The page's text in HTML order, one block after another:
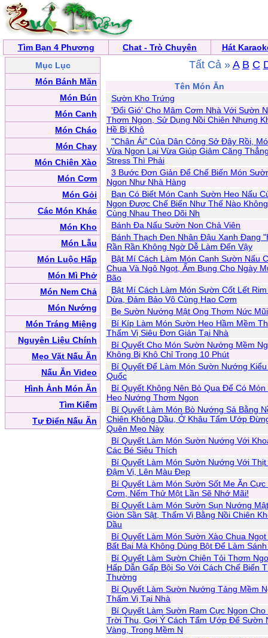
Tìm Bạn 4 Phương Chat - Trò Chuyện
Hát
Mục Lục
Món Bánh Mặn
Món Bún
Món Canh
Món Cháo
Món Chay
Món Chiên Xào
Món Cơm
Món Gỏi
Các Món Khác
Món Kho
Món Lẫu
Món Luộc Hấp
Món Mì Phở
Món Nem Chả
Món Nướng
Món Tráng Miệng
Nguyên Liệu Chính
Mẹo Vặt Nấu Ăn
Nấu Ăn Video
Hình Ảnh Món Ăn
Tìm Kiếm
Tự Điển Nấu Ăn
Tất Cả » A B C
Tên Món Ăn
Sườn Kho Trứng
'Đổi Gió' Cho Mâm Cơm Nhà Với Sườn
Thơm Ngon, Sử Dụng Nồi Chiên Nhưng
Hề Bị Khô
"Chân Ái" Của Dân Công Sở Đây Rồi,
Vừa Ngon Lại Vừa Giúp Giảm Căng
Stress Thì Phải
3 Bước Đơn Giản Để Chế Biến Món
Ngon Như Nhà Hàng
Bạn Có Biết Món Canh Sườn Heo Nấu
Ngon Được Chế Biến Như Thế Nào
Cùng Nhau Theo Dõi Nh
Bánh Đa Nấu Sườn Non Chả Viên
Bánh Thạch Đen Nhân Đậu Xanh Đang
Rần Rần Không Ngờ Dễ Làm Đến Vậy
Bật Mí Cách Làm Món Canh Sườn Nấu
Chua Và Ngô Ngọt, Ấm Bụng Cho Ngày
Bão
Bật Mí Cách Làm Món Sườn Cốt Lết
Dừa, Đảm Bảo Vô Cùng Hao Cơm
Bẹ Sườn Nướng Mật Ong Thơm Nức Mũi
Bí Kíp Làm Món Sườn Heo Hầm Mềm
Thấm Vị Siêu Đơn Giản Tại Nhà
Bí Quyết Cho Món Sườn Nướng Mềm
Không Bị Khô Chỉ Trong 10 Phút
Bí Quyết Để Làm Món Sườn Nướng
Quốc
Bí Quyết Không Nên Bỏ Qua Để Có
Heo Nướng Thơm Ngon
Bí Quyết Làm Món Bò Nướng Sả Bằng
Chiên Không Dầu, Ở Khâu Tẩm Ướp
Quên Mẹo Này
Bí Quyết Làm Món Sườn Nướng Với
Các Bé Siêu Thích
Bí Quyết Làm Món Sườn Nướng Với Thịt
Đậm Vị, Lên Màu Đẹp
Bí Quyết Làm Món Sườn Sốt Me Ăn Cực
Cơm, Nếm Thử Một Lần Sẽ Nhớ Mãi!
Bí Quyết Làm Món Sườn Sụn Nướng
Giòn Sần Sật, Thấm Vị Bằng Nồi Chiên
Dầu
Bí Quyết Làm Món Sườn Xào Chua Ngọt
Bất Bại Mà Không Dùng Bột Để Làm
Bí Quyết Làm Sườn Chiên Tỏi Thơm
Hấp Dẫn Gấp Bội So Với Cách Chế Biến
Thường
Bí Quyết Làm Sườn Nướng Tảng Mềm
Thấm Vị Tại Nhà
Bí Quyết Làm Sườn Ram Cực Ngon Cho
Trời Thu, Gợi Ý Cách Tẩm Ướp Để Sườn
Vàng, Trong Mềm N